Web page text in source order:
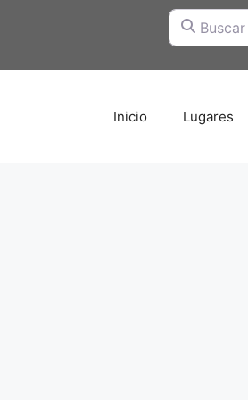
Buscar un ...
Inicio Lugares